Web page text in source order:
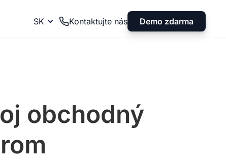
SK Kontaktujte nás Demo zdarma
obchodný